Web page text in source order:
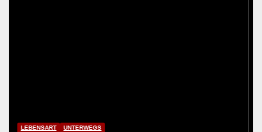
LEBENSART UNTERWEGS